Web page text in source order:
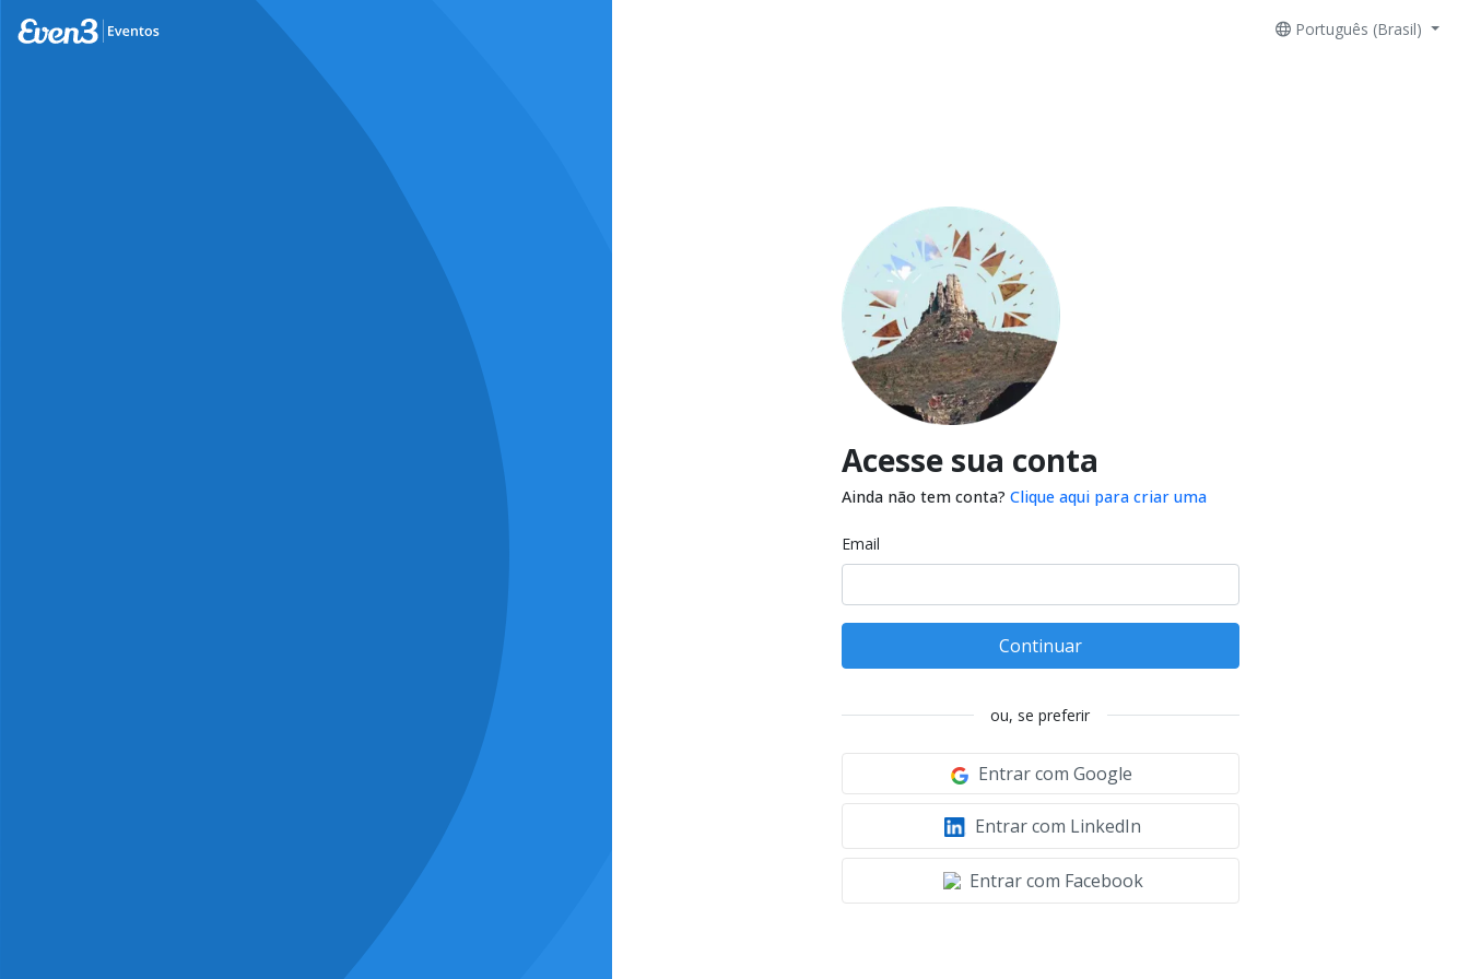
Português (Brasil)
Acesse sua conta
Ainda não tem conta? Clique aqui para criar uma
Email
Continuar
ou, se preferir
Entrar com Google
Entrar com LinkedIn
Entrar com Facebook